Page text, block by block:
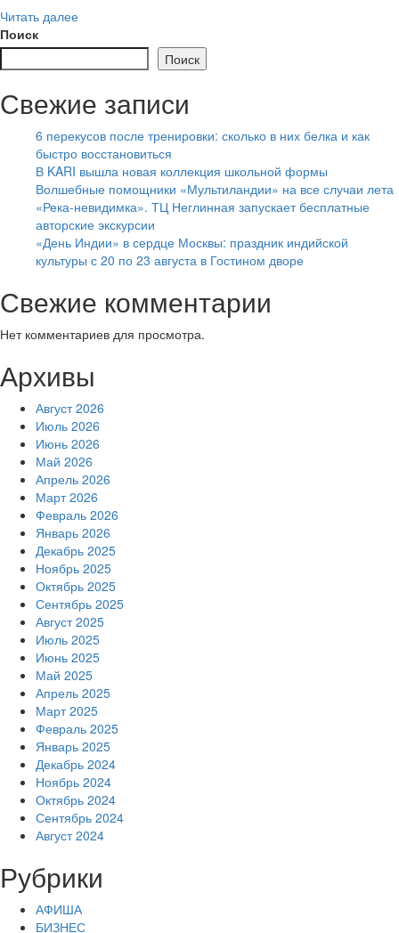
Читать далее
Поиск
Поиск
Свежие записи
6 перекусов после тренировки: сколько в них белка и как
быстро восстановиться
В KARI вышла новая коллекция школьной формы
Волшебные помощники «Мультиландии» на все случаи лета
«Река-невидимка». ТЦ Неглинная запускает бесплатные
авторские экскурсии
«День Индии» в сердце Москвы: праздник индийской
культуры с 20 по 23 августа в Гостином дворе
Свежие комментарии
Нет комментариев для просмотра.
Архивы
Август 2026
Июль 2026
Июнь 2026
Май 2026
Апрель 2026
Март 2026
Февраль 2026
Январь 2026
Декабрь 2025
Ноябрь 2025
Октябрь 2025
Сентябрь 2025
Август 2025
Июль 2025
Июнь 2025
Май 2025
Апрель 2025
Март 2025
Февраль 2025
Январь 2025
Декабрь 2024
Ноябрь 2024
Октябрь 2024
Сентябрь 2024
Август 2024
Рубрики
АФИША
БИЗНЕС